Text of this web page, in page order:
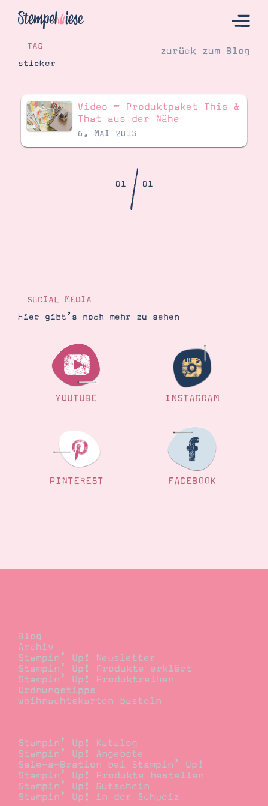
Hier Starten
Katalog
Bestellen
Gutscheine
Produkte erklärt
Über mich
Ordnungstipps
TAG
sticker
zurück zum Blog
Video – Produktpaket This &
That aus der Nähe
6. MAI 2013
01/01
SOCIAL MEDIA
Hier gibt’s noch mehr zu sehen
YOUTUBE INSTAGRAM
PINTEREST FACEBOOK
Blog
Archiv
Stampin’ Up! Newsletter
Stampin’ Up! Produkte erklärt
Stampin’ Up! Produktreihen
Ordnungstipps
Weihnachtskarten basteln
Stampin’ Up! Katalog
Stampin’ Up! Angebote
Sale-a-Bration bei Stampin’ Up!
Stampin’ Up! Produkte bestellen
Stampin’ Up! Gutschein
Stampin’ Up! in der Schweiz